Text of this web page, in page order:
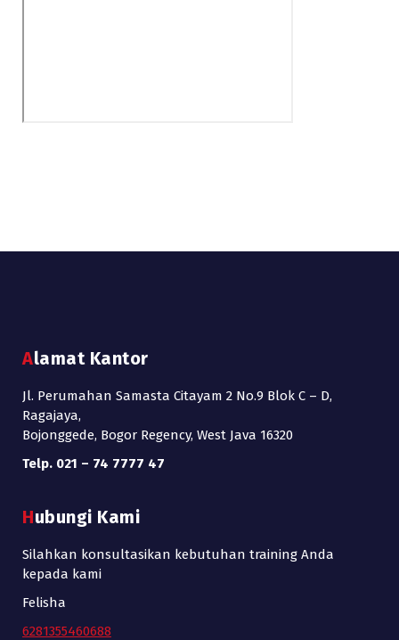
Alamat Kantor
Jl. Perumahan Samasta Citayam 2 No.9 Blok C – D,
Ragajaya,
Bojonggede, Bogor Regency, West Java 16320
Telp. 021 – 74 7777 47
Hubungi Kami
Silahkan konsultasikan kebutuhan training Anda
kepada kami
Felisha
6281355460688